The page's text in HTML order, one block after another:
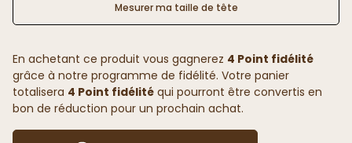
Mesurer ma taille de tête
En achetant ce produit vous gagnerez 4 Point fidélité
grâce à notre programme de fidélité. Votre panier
totalisera 4 Point fidélité qui pourront être convertis en
bon de réduction pour un prochain achat.